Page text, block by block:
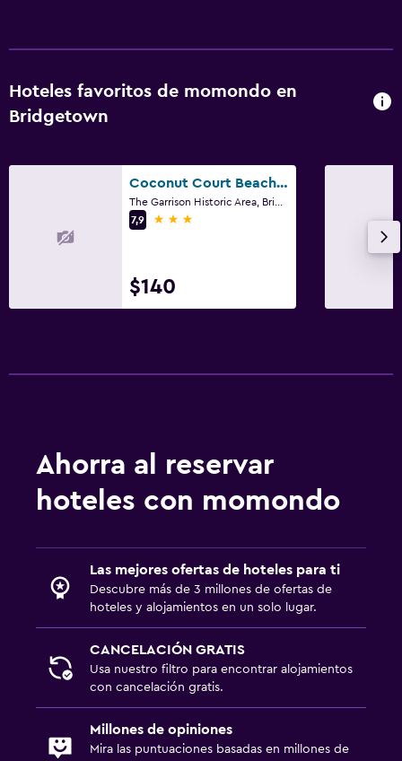
Hoteles favoritos de momondo en
Bridgetown
Coconut Court Beach Hotel
7,9
3 estrellas
$140
Ahorra al reservar
hoteles con momondo
Las mejores ofertas de hoteles para ti
Descubre más de 3 millones de ofertas de
hoteles y alojamientos en un solo lugar.
CANCELACIÓN GRATIS
Usa nuestro filtro para encontrar alojamientos
con cancelación gratis.
Millones de opiniones
Mira las puntuaciones basadas en millones de